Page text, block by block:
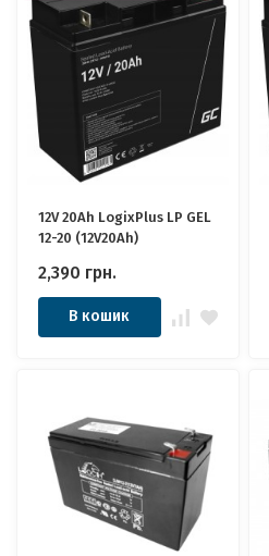
12V 20Ah LogixPlus LP GEL
12-20 (12V20Ah)
2,390 грн.
В кошик